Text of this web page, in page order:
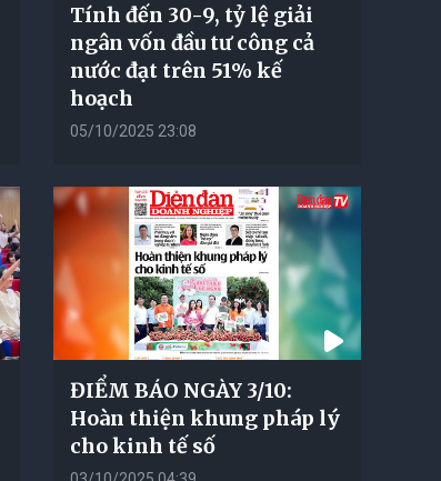
Tính đến 30-9, tỷ lệ giải
ngân vốn đầu tư công cả
nước đạt trên 51% kế
hoạch
05/10/2025 23:08
ĐIỂM BÁO NGÀY 3/10:
Hoàn thiện khung pháp lý
cho kinh tế số